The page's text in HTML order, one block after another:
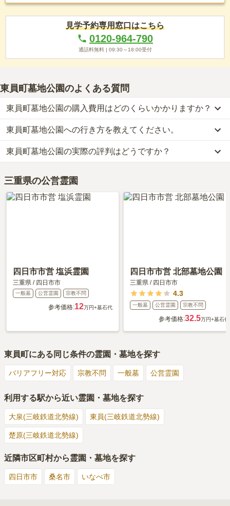
見学予約専用窓口はこちら
0120-964-790
通話料無料 | 09:30～18:00受付
東員町墓地公園のよくある質問
東員町墓地公園の購入費用はどのくらいかかりますか？
東員町墓地公園では、一般墓が約21.3万円(墓石代別)からお求めい
ただけます。
なお、東員町墓地公園がある三重県の相場は、一般墓が約33万円
（墓石代別途）です。
お墓は、価格が高いものがよい、安いものが悪い、という訳ではあ
りません。大切なのは、ご家族が心から納得し、安心してお参りで
きる場所を選ぶことです。
東員町墓地公園への行き方を教えてください。
公共交通機関の場合、八風バスに乗車、「笹尾東4丁目バス停」下
車徒歩約18分です。
車の場合、「東名阪自動車道桑名インター」から車で約16分です。
詳しいルートや地図は、本ページの「地図・交通アクセス」欄をご
確認ください。
東員町墓地公園の実際の評判はどうですか？
当サイトに寄せられた総合評価は、4.3点です。特に交通利便性が
高く評価されています。
利用者様からは「丘の頂上付近に位置しており鈴鹿山脈に向かって
三重県の公営霊園
四日市市営 塩浜霊園
三重県 / 四日市市
一般墓 公営霊園 宗教不問
参考価格:12万円+墓石代
四日市市営 北部墓地公園
三重県 / 四日市市
4.3
一般墓 公営霊園 宗教不問
参考価格:32.5万円+墓石代
東員町にある同じ条件の霊園・墓地を探す
バリアフリー対応 宗教不問 一般墓 公営霊園
利用する駅から近い霊園・墓地を探す
大泉(三岐鉄道北勢線) 東員(三岐鉄道北勢線)
楚原(三岐鉄道北勢線)
近隣市区町村から霊園・墓地を探す
四日市市 桑名市 いなべ市